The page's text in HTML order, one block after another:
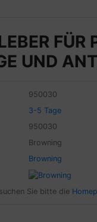
FÜR
UND
950030
3-5 Tage
950030
Browning
Browning
Sie bitte die